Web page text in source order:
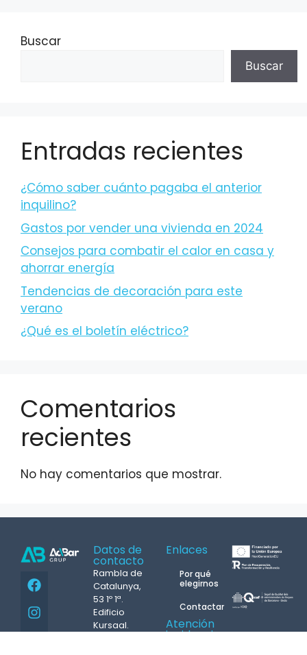
Buscar
Buscar
Entradas recientes
¿Cómo saber cuánto pagaba el anterior
inquilino?
Gastos por vender una vivienda en 2024
Consejos para combatir el calor en casa y
ahorrar energía
Tendencias de decoración para este
verano
¿Qué es el boletín eléctrico?
Comentarios
recientes
No hay comentarios que mostrar.
Datos de
contacto
Rambla de
Catalunya,
53 1º 1ª.
Edificio
Kursaal.
Enlaces
Por qué
elegirnos
Contactar
Atención
incidencias